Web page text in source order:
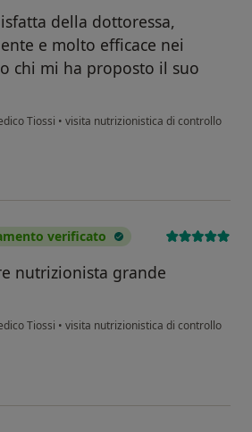
della dottoressa,
e molto efficace nei
chi mi ha proposto il suo
Tiossi • visita nutrizionistica di controllo
V.P
verificato
nutrizionista grande
Tiossi • visita nutrizionistica di controllo
Paola